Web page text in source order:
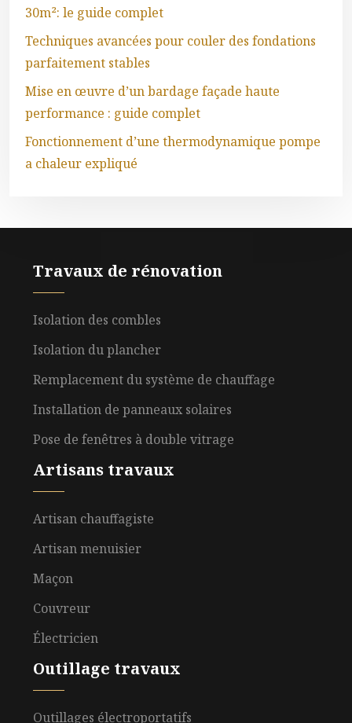
30m²: le guide complet
Techniques avancées pour couler des fondations
parfaitement stables
Mise en œuvre d’un bardage façade haute
performance : guide complet
Fonctionnement d’une thermodynamique pompe
a chaleur expliqué
Travaux de rénovation
Isolation des combles
Isolation du plancher
Remplacement du système de chauffage
Installation de panneaux solaires
Pose de fenêtres à double vitrage
Artisans travaux
Artisan chauffagiste
Artisan menuisier
Maçon
Couvreur
Électricien
Outillage travaux
Outillages électroportatifs